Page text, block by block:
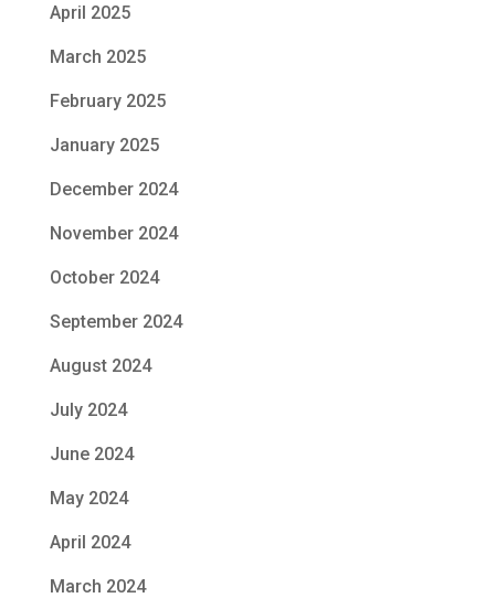
April 2025
March 2025
February 2025
January 2025
December 2024
November 2024
October 2024
September 2024
August 2024
July 2024
June 2024
May 2024
April 2024
March 2024